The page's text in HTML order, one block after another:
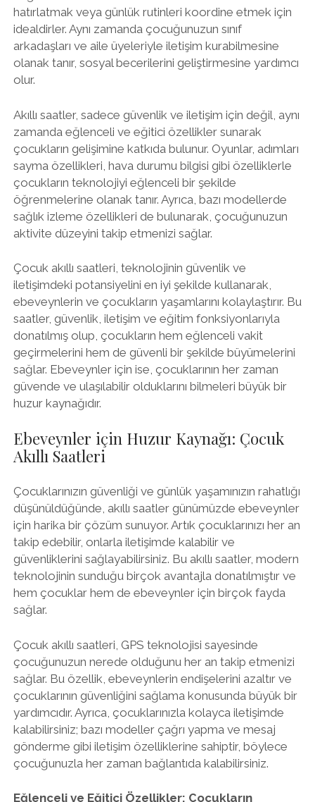
hatırlatmak veya günlük rutinleri koordine etmek için
idealdirler. Aynı zamanda çocuğunuzun sınıf
arkadaşları ve aile üyeleriyle iletişim kurabilmesine
olanak tanır, sosyal becerilerini geliştirmesine yardımcı
olur.
Akıllı saatler, sadece güvenlik ve iletişim için değil, aynı
zamanda eğlenceli ve eğitici özellikler sunarak
çocukların gelişimine katkıda bulunur. Oyunlar, adımları
sayma özellikleri, hava durumu bilgisi gibi özelliklerle
çocukların teknolojiyi eğlenceli bir şekilde
öğrenmelerine olanak tanır. Ayrıca, bazı modellerde
sağlık izleme özellikleri de bulunarak, çocuğunuzun
aktivite düzeyini takip etmenizi sağlar.
Çocuk akıllı saatleri, teknolojinin güvenlik ve
iletişimdeki potansiyelini en iyi şekilde kullanarak,
ebeveynlerin ve çocukların yaşamlarını kolaylaştırır. Bu
saatler, güvenlik, iletişim ve eğitim fonksiyonlarıyla
donatılmış olup, çocukların hem eğlenceli vakit
geçirmelerini hem de güvenli bir şekilde büyümelerini
sağlar. Ebeveynler için ise, çocuklarının her zaman
güvende ve ulaşılabilir olduklarını bilmeleri büyük bir
huzur kaynağıdır.
Ebeveynler için Huzur Kaynağı: Çocuk
Akıllı Saatleri
Çocuklarınızın güvenliği ve günlük yaşamınızın rahatlığı
düşünüldüğünde, akıllı saatler günümüzde ebeveynler
için harika bir çözüm sunuyor. Artık çocuklarınızı her an
takip edebilir, onlarla iletişimde kalabilir ve
güvenliklerini sağlayabilirsiniz. Bu akıllı saatler, modern
teknolojinin sunduğu birçok avantajla donatılmıştır ve
hem çocuklar hem de ebeveynler için birçok fayda
sağlar.
Çocuk akıllı saatleri, GPS teknolojisi sayesinde
çocuğunuzun nerede olduğunu her an takip etmenizi
sağlar. Bu özellik, ebeveynlerin endişelerini azaltır ve
çocuklarının güvenliğini sağlama konusunda büyük bir
yardımcıdır. Ayrıca, çocuklarınızla kolayca iletişimde
kalabilirsiniz; bazı modeller çağrı yapma ve mesaj
gönderme gibi iletişim özelliklerine sahiptir, böylece
çocuğunuzla her zaman bağlantıda kalabilirsiniz.
Eğlenceli ve Eğitici Özellikler: Çocukların